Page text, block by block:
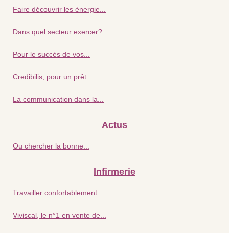
Faire découvrir les énergie...
Dans quel secteur exercer?
Pour le succès de vos...
Credibilis, pour un prêt...
La communication dans la...
Actus
Ou chercher la bonne...
Infirmerie
Travailler confortablement
Viviscal, le n°1 en vente de...